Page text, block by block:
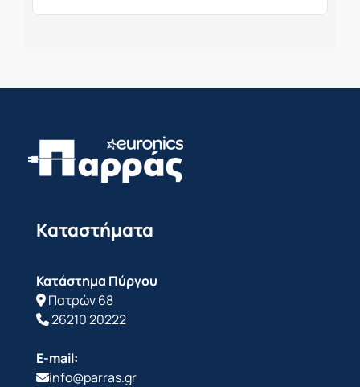
Καταστήματα
Κατάστημα Πύργου
Πατρών 68
26210 20222
E-mail:
info@parras.gr